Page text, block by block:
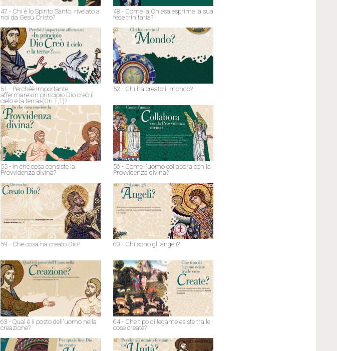
47 - Chi è lo Spirito Santo, rivelato a
noi da Gesù Cristo?
48 - Come la Chiesa esprime la sua
fede trinitaria?
51 - Perchéè importante
affermare:«In principio Dio creò il
cielo e la terra»(Gn 1,1)?
52 - Chi ha creato il mondo?
55 - In che cosa consiste la
Provvidenza divina?
56 - Come l'uomo collabora con la
Provvidenza divina?
59 - Che cosa ha creato Dio? 60 - Chi sono gli angeli?
63 - Qual è il posto dell'uomo nella
creazione?
64 - Che tipo di legame esiste tra le
cose create?